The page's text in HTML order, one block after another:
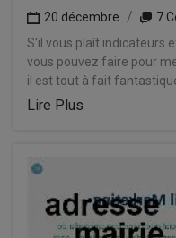
20 décembre
7
S'il vous plaît indicateurs
vous pouvez faire pour
il est tout à fait
Lire Plus